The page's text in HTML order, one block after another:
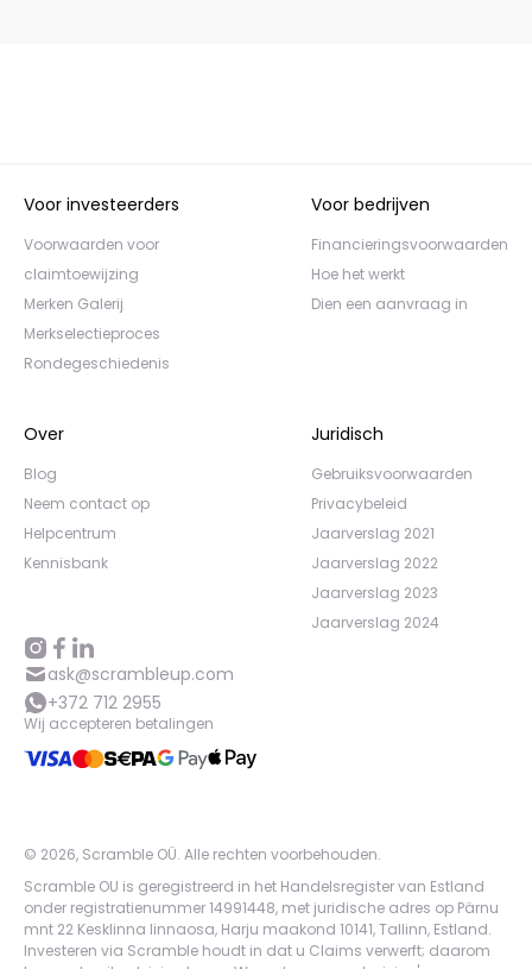
Voor investeerders
Voorwaarden voor
claimtoewijzing
Merken Galerij
Merkselectieproces
Rondegeschiedenis
Voor bedrijven
Financieringsvoorwaarden
Hoe het werkt
Dien een aanvraag in
Over
Blog
Neem contact op
Helpcentrum
Kennisbank
Juridisch
Gebruiksvoorwaarden
Privacybeleid
Jaarverslag 2021
Jaarverslag 2022
Jaarverslag 2023
Jaarverslag 2024
ask@scrambleup.com
+372 712 2955
Wij accepteren betalingen
© 2026, Scramble OÜ. Alle rechten voorbehouden.
Scramble OU is geregistreerd in het Handelsregister van Estland
onder registratienummer 14991448, met juridische adres op Pärnu
mnt 22 Kesklinna linnaosa, Harju maakond 10141, Tallinn, Estland.
Investeren via Scramble houdt in dat u Claims verwerft; daarom